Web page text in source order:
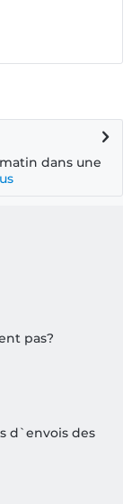
dans une
pas?
d`envois des